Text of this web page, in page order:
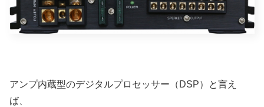
アンプ内蔵型のデジタルプロセッサー（DSP）と言え
ば、